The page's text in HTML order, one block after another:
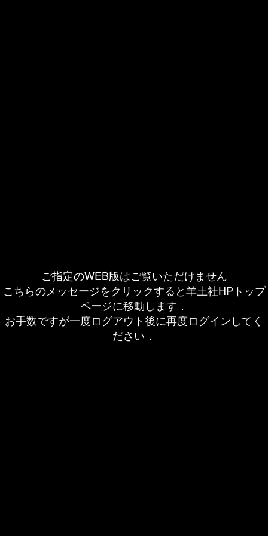
ご指定のWEB版はご覧いただけません
こちらのメッセージをクリックすると羊土社HPトップ
ページに移動します．
お手数ですが一度ログアウト後に再度ログインしてく
ださい．